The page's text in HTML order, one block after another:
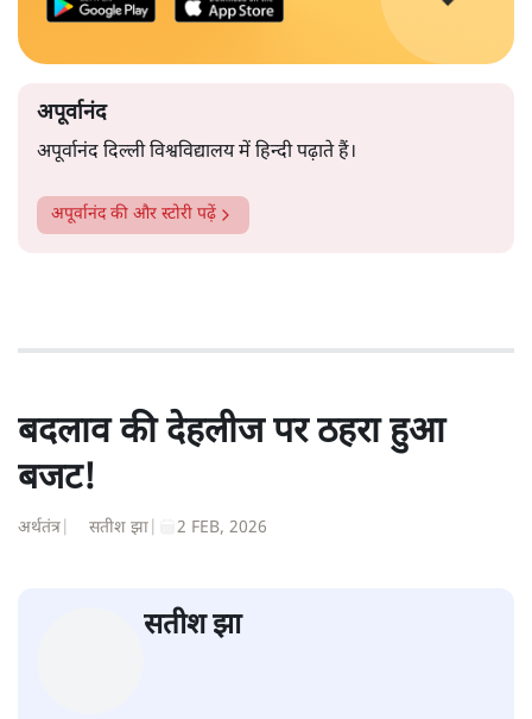
अपूर्वानंद
अपूर्वानंद दिल्ली विश्वविद्यालय में हिन्दी पढ़ाते हैं।
अपूर्वानंदकी और स्टोरी पढ़ें
बदलाव की देहलीज पर ठहरा हुआ
बजट!
अर्थतंत्र सतीश झा 2 FEB, 2026